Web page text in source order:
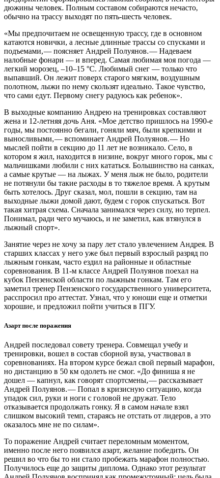
дюжины человек. Полным составом собираются нечасто,
обычно на трассу выходят по пять-шесть ­человек.
«Мы предпочитаем не освещенную трассу, где в основном
катаются новички, а лесные длинные трассы со спусками и
подъемами, — ​поясняет Андрей Полуянов. — ​Надеваем
налобные фонари — ​и вперед. Самая любимая моя погода — ​
легкий морозец, –10–15 °C. Любимый снег — ​только что
выпавший. Он лежит поверх старого мягким, воздушным
полотном, лыжи по нему скользят идеально. Такое чувство,
что сами едут. Первому снегу радуюсь как ребенок».
В выходные компанию ­Андрею на тренировках составляют
жена и 12-летняя дочь Аня. «Мое детство пришлось на 1990-е
годы, мы постоянно бегали, гоняли мяч, были крепкими и
выносливыми, — ​вспоминает ­Андрей Полуянов. — ​Но
мыслей пойти в секцию до 11 лет не возникало. Село, в
котором я жил, находится в низине, вокруг много горок, мы с
мальчишками любили с них кататься. Большинство на санках,
а самые крутые — ​на лыжах. У меня лыж не было, родители
не потянули бы такие расходы в то тяжелое время. А крутым
быть хотелось. Друг сказал, мол, пошли в секцию, там на
выходные лыжи домой дают, будем с горок спускаться. Вот
такая хитрая схема. Сначала занимался через силу, но терпел.
Понимал, ради чего мучаюсь, и не заметил, как втянулся в
лыжный спорт».
Занятие через не хочу за пару лет стало увлечением Андрея. В
старших классах у него уже был первый взрослый разряд по
лыжным гонкам, часто ездил на районные и областные
соревнования. В 11-м классе Андрей Полуянов поехал на
кубок Пензенской области по лыжным гонкам. Там его
заметил тренер Пензенского государственного университета,
расспросил про аттестат. Узнал, что у юноши еще и отметки
хорошие, и предложил пойти учиться в ПГУ.
Азарт после поражения
Андрей последовал совету тренера. Совмещал учебу и
тренировки, вошел в состав сборной вуза, участвовал в
соревнованиях. На втором курсе бежал свой первый марафон,
но дистанцию в 50 км одолеть не смог. «До финиша я не
дошел — ​капнул, как говорят спортсмены, — ​рассказывает
Андрей Полуянов. — ​Попал в кризисную ситуацию, когда
упадок сил, руки и ноги с головой не дружат. Тело
отказывается продолжать гонку. Я в самом начале взял
слишком высокий темп, стараясь не отстать от лидеров, а это
оказалось мне не по силам».
То поражение Андрей считает переломным моментом,
именно после него появился азарт, желание победить. Он
решил во что бы то ни стало пробежать марафон полностью.
Получилось еще до защиты диплома. Однако этот результат